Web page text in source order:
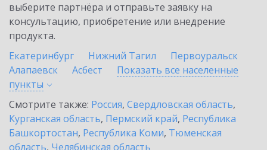
выберите партнёра и отправьте заявку на
консультацию, приобретение или внедрение
продукта.
Екатеринбург
Нижний Тагил
Первоуральск
Алапаевск
Асбест
Показать все населенные
пункты
Смотрите также: Россия, Свердловская область,
Курганская область, Пермский край, Республика
Башкортостан, Республика Коми, Тюменская
область, Челябинская область